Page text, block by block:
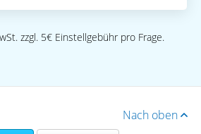
zzgl. 5€ Einstellgebühr pro Frage.
Nach oben